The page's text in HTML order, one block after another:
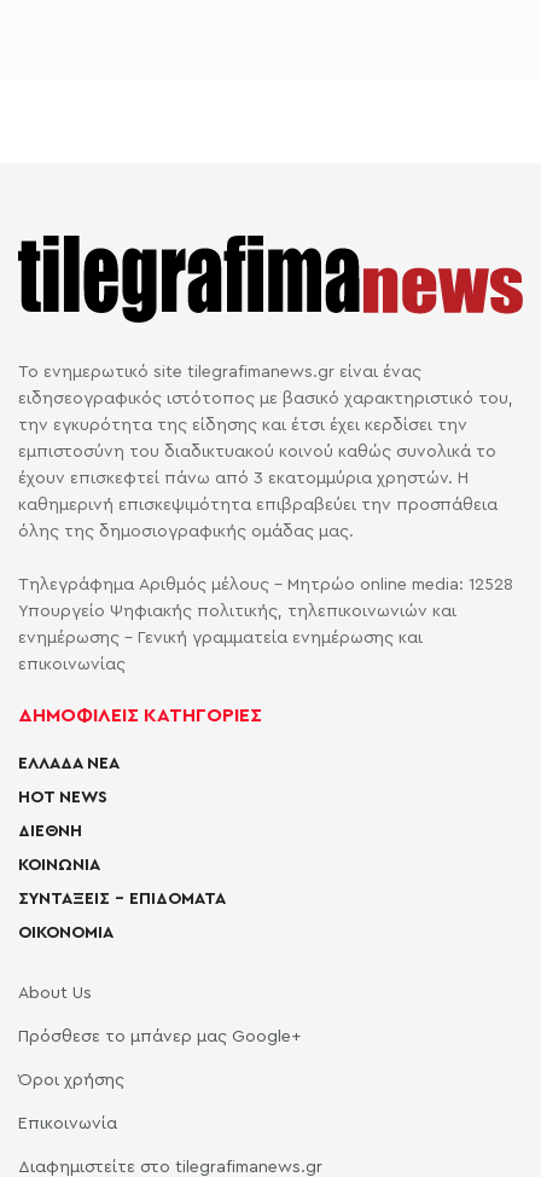
Το ενημερωτικό site tilegrafimanews.gr είναι ένας
ειδησεογραφικός ιστότοπος με βασικό χαρακτηριστικό του,
την εγκυρότητα της είδησης και έτσι έχει κερδίσει την
εμπιστοσύνη του διαδικτυακού κοινού καθώς συνολικά το
έχουν επισκεφτεί πάνω από 3 εκατομμύρια χρηστών. Η
καθημερινή επισκεψιμότητα επιβραβεύει την προσπάθεια
όλης της δημοσιογραφικής ομάδας μας.
Τηλεγράφημα Αριθμός μέλους - Μητρώο online media: 12528
Υπουργείο Ψηφιακής πολιτικής, τηλεπικοινωνιών και
ενημέρωσης - Γενική γραμματεία ενημέρωσης και
επικοινωνίας
ΔΗΜΟΦΙΛΕΙΣ ΚΑΤΗΓΟΡΙΕΣ
ΕΛΛΑΔΑ ΝΕΑ
HOT NEWS
ΔΙΕΘΝΗ
ΚΟΙΝΩΝΙΑ
ΣΥΝΤΑΞΕΙΣ – ΕΠΙΔΟΜΑΤΑ
ΟΙΚΟΝΟΜΙΑ
About Us
Πρόσθεσε το μπάνερ μας Google+
Όροι χρήσης
Επικοινωνία
Διαφημιστείτε στο tilegrafimanews.gr